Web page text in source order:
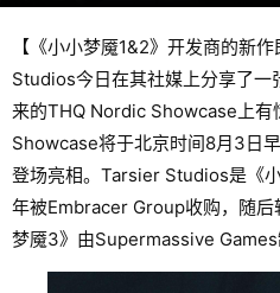
【《小小梦魇1&2》开发商的新
Studios今日在其社媒上分享了一
来的THQ Nordic Showcase上
Showcase将于北京时间8月3日
登场亮相。Tarsier Studios是《
年被Embracer Group收购，随
梦魇3》由Supermassive Games